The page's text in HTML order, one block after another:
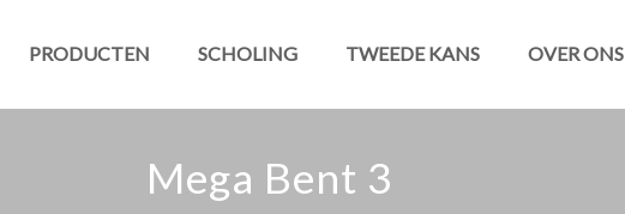
PRODUCTEN SCHOLING TWEEDE KANS OVER ONS
Mega Bent 3